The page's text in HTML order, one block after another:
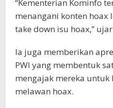
“Kementerian Kominfo
menangani konten hoax
take down isu hoax,”
Ia juga memberikan
PWI yang membentuk
mengajak mereka untuk
melawan hoax.